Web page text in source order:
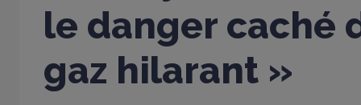
le danger caché
gaz hilarant »